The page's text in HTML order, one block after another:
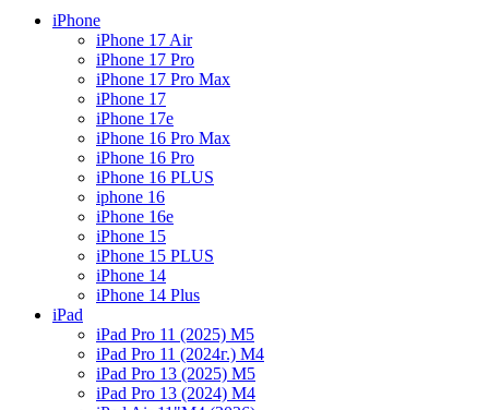
iPhone
iPhone 17 Air
iPhone 17 Pro
iPhone 17 Pro Max
iPhone 17
iPhone 17e
iPhone 16 Pro Max
iPhone 16 Pro
iPhone 16 PLUS
iphone 16
iPhone 16e
iPhone 15
iPhone 15 PLUS
iPhone 14
iPhone 14 Plus
iPad
iPad Pro 11 (2025) M5
iPad Pro 11 (2024г.) M4
iPad Pro 13 (2025) M5
iPad Pro 13 (2024) M4